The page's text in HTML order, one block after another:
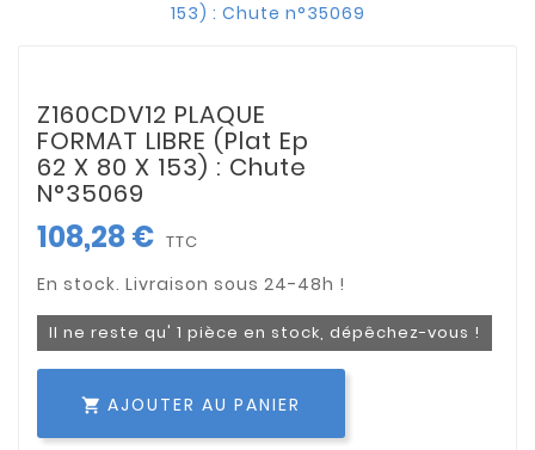
153) : Chute n°35069
Z160CDV12 PLAQUE
FORMAT LIBRE (Plat Ep
62 X 80 X 153) : Chute
N°35069
108,28 € TTC
Il ne reste qu' 1 pièce en stock, dépêchez-vous !
 AJOUTER AU PANIER